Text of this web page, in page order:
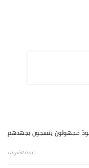
مجهولون ينسجون بجهدهم
ديمة الشريف